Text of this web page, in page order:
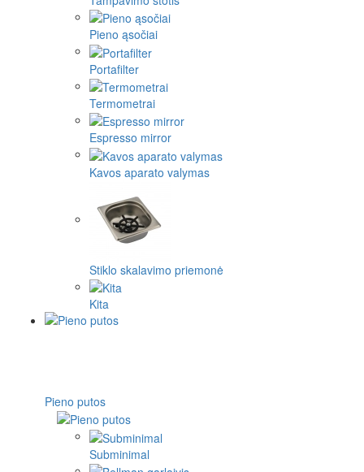
Pieno ąsočiai
Portafilter
Termometrai
Espresso mirror
Kavos aparato valymas
Stiklo skalavimo priemonė
Kita
Pieno putos
Subminimal